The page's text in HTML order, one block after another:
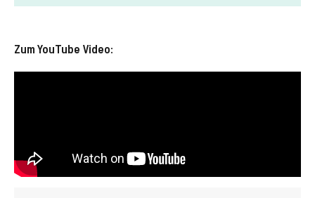
Zum YouTube Video: